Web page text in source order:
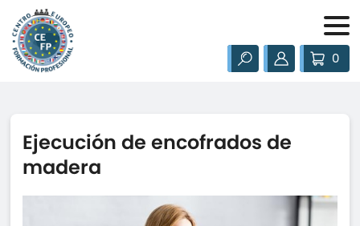
0
Ejecución de encofrados de
madera